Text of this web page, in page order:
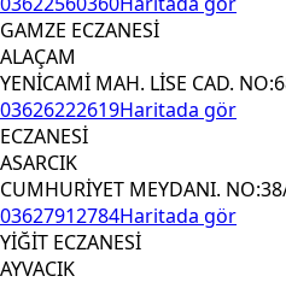
GAMZE ECZANESİ
ALAÇAM
YENİCAMİ MAH. LİSE CAD.
03626222619Haritada gör
ECZANESİ
ASARCIK
CUMHURİYET MEYDANI.
03627912784Haritada gör
YİĞİT ECZANESİ
AYVACIK